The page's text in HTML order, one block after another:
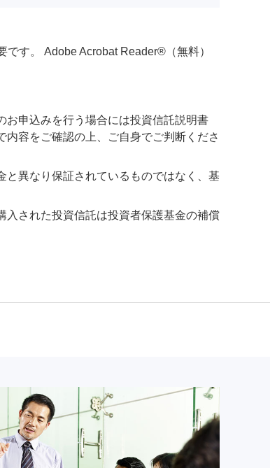
す。 Adobe Acrobat Reader®（無料）
お申込みを行う場合には投資信託説明書
容をご確認の上、ご自身でご判断くださ
異なり保証されているものではなく、基
入された投資信託は投資者保護基金の補償